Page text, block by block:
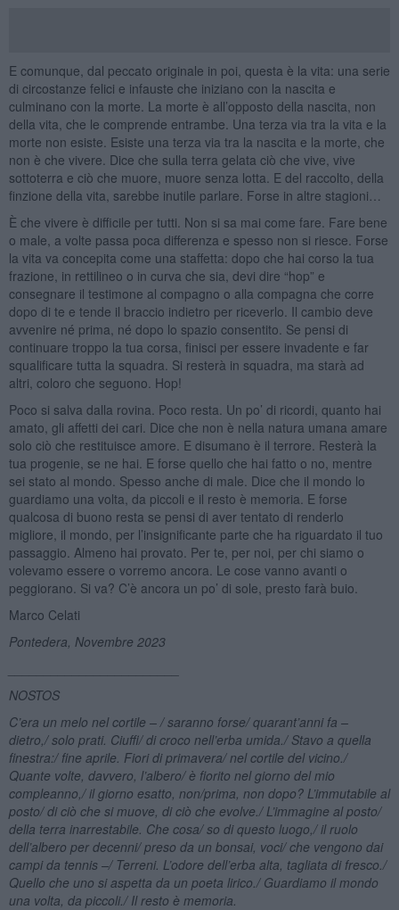
E comunque, dal peccato originale in poi, questa è la vita: una serie
di circostanze felici e infauste che iniziano con la nascita e
culminano con la morte. La morte è all’opposto della nascita, non
della vita, che le comprende entrambe. Una terza via tra la vita e la
morte non esiste. Esiste una terza via tra la nascita e la morte, che
non è che vivere. Dice che sulla terra gelata ciò che vive, vive
sottoterra e ciò che muore, muore senza lotta. E del raccolto, della
finzione della vita, sarebbe inutile parlare. Forse in altre stagioni…
È che vivere è difficile per tutti. Non si sa mai come fare. Fare bene
o male, a volte passa poca differenza e spesso non si riesce. Forse
la vita va concepita come una staffetta: dopo che hai corso la tua
frazione, in rettilineo o in curva che sia, devi dire “hop” e
consegnare il testimone al compagno o alla compagna che corre
dopo di te e tende il braccio indietro per riceverlo. Il cambio deve
avvenire né prima, né dopo lo spazio consentito. Se pensi di
continuare troppo la tua corsa, finisci per essere invadente e far
squalificare tutta la squadra. Si resterà in squadra, ma starà ad
altri, coloro che seguono. Hop!
Poco si salva dalla rovina. Poco resta. Un po’ di ricordi, quanto hai
amato, gli affetti dei cari. Dice che non è nella natura umana amare
solo ciò che restituisce amore. E disumano è il terrore. Resterà la
tua progenie, se ne hai. E forse quello che hai fatto o no, mentre
sei stato al mondo. Spesso anche di male. Dice che il mondo lo
guardiamo una volta, da piccoli e il resto è memoria. E forse
qualcosa di buono resta se pensi di aver tentato di renderlo
migliore, il mondo, per l’insignificante parte che ha riguardato il tuo
passaggio. Almeno hai provato. Per te, per noi, per chi siamo o
volevamo essere o vorremo ancora. Le cose vanno avanti o
peggiorano. Si va? C’è ancora un po’ di sole, presto farà buio.
Marco Celati
Pontedera, Novembre 2023
NOSTOS
C’era un melo nel cortile – / saranno forse/ quarant’anni fa –
dietro,/ solo prati. Ciuffi/ di croco nell’erba umida./ Stavo a quella
finestra:/ fine aprile. Fiori di primavera/ nel cortile del vicino./
Quante volte, davvero, l’albero/ è fiorito nel giorno del mio
compleanno,/ il giorno esatto, non/prima, non dopo? L ’immutabile al
posto/ di ciò che si muove, di ciò che evolve./ L ’immagine al posto/
della terra inarrestabile. Che cosa/ so di questo luogo,/ il ruolo
dell’albero per decenni/ preso da un bonsai, voci/ che vengono dai
campi da tennis –/ Terreni. L ’odore dell’erba alta, tagliata di fresco./
Quello che uno si aspetta da un poeta lirico./ Guardiamo il mondo
una volta, da piccoli./ Il resto è memoria.